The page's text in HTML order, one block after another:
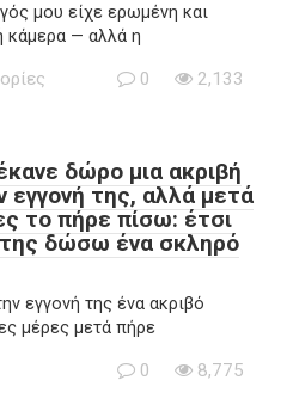
μου είχε ερωμένη και
κάμερα — αλλά η
0 2,133
δώρο μια ακριβή
εγγονή της, αλλά μετά
το πήρε πίσω: έτσι
δώσω ένα σκληρό
εγγονή της ένα ακριβό
μέρες μετά πήρε
0 8,775